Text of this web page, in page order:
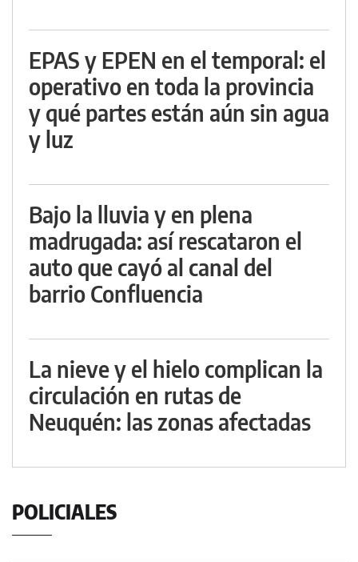
EPAS y EPEN en el temporal: el
operativo en toda la provincia
y qué partes están aún sin agua
y luz
Bajo la lluvia y en plena
madrugada: así rescataron el
auto que cayó al canal del
barrio Confluencia
La nieve y el hielo complican la
circulación en rutas de
Neuquén: las zonas afectadas
POLICIALES